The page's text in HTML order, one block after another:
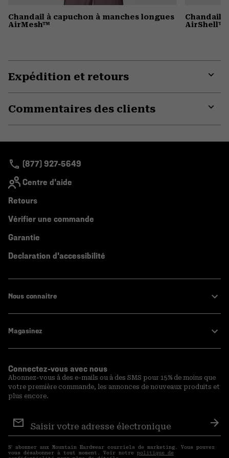
Chandail à capuchon à manches longues
AirMesh™
Chandail
AirShell™
Expédition et retours
Commentaires des clients
(877) 927-5649
Centre d'aide
Retours
Vérifier une commande
Garantie
Declaration d'accessibilité
Nous connaitre
Magasinez
Connectez-vous avec nous
Abonnez-vous à des e-mails ou à des SMS pour 15% de moins que
votre première commande, les annonces de nouveaux produits et
plus encore.
aux
courriels
S′ abonner aux Mountain Hardwear courriels de marketing. Vous pouvez
vous désabonner à tout moment. Voir notre politique de